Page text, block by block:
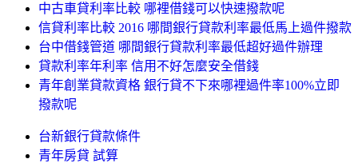
中古車貸利率比較 哪裡借錢可以快速撥款呢
信貸利率比較 2016 哪間銀行貸款利率最低馬上過件撥款
台中借錢管道 哪間銀行貸款利率最低超好過件辦理
貸款利率年利率 信用不好怎麼安全借錢
青年創業貸款資格 銀行貸不下來哪裡過件率100%立即
撥款呢
台新銀行貸款條件
青年房貸 試算